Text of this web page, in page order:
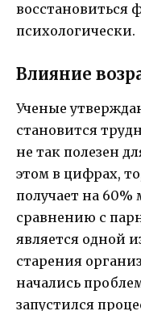
восстановиться
психологически.
Влияние
Ученые
становится
не так полезен
этом в цифрах,
получает на 60%
сравнению с
является одной
старения
начались
запустился